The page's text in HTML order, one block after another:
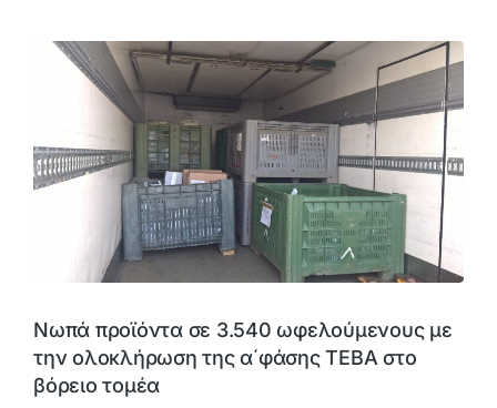
Νωπά προϊόντα σε 3.540 ωφελούμενους με
την ολοκλήρωση της α΄φάσης ΤΕΒΑ στο
βόρειο τομέα